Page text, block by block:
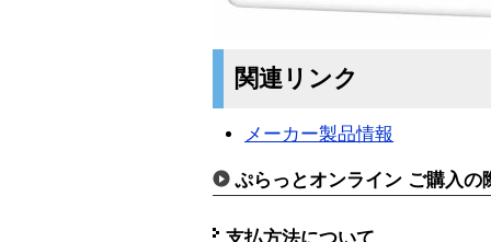
関連リンク
メーカー製品情報
ぷらっとオンライン ご購入の